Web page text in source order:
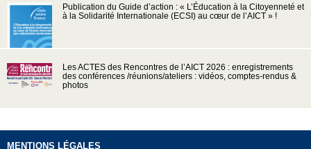
Publication du Guide d’action : « L’Éducation à la Citoyenneté et
à la Solidarité Internationale (ECSI) au cœur de l’AICT » !
Les ACTES des Rencontres de l’AICT 2026 : enregistrements
des conférences /réunions/ateliers : vidéos, comptes-rendus &
photos
MENTIONS LÉGALES